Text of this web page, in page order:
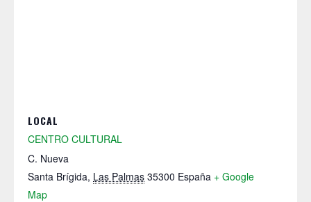
LOCAL
CENTRO CULTURAL
C. Nueva
Santa Brígida, Las Palmas 35300 España + Google
Map